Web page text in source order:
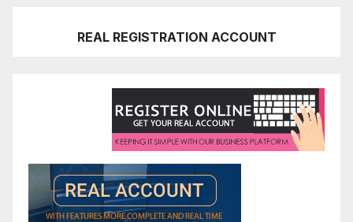
REAL REGISTRATION ACCOUNT